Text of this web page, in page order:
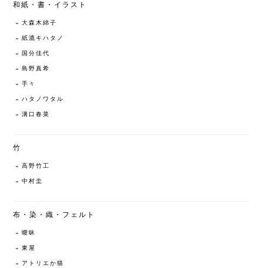
和紙・書・イラスト
大森木綿子
紙漉キハタノ
国分佳代
島野真希
手々
ハタノワタル
溝口春菜
竹
高野竹工
中村圭
布・染・織・フェルト
曖昧
東屋
アトリエか猫